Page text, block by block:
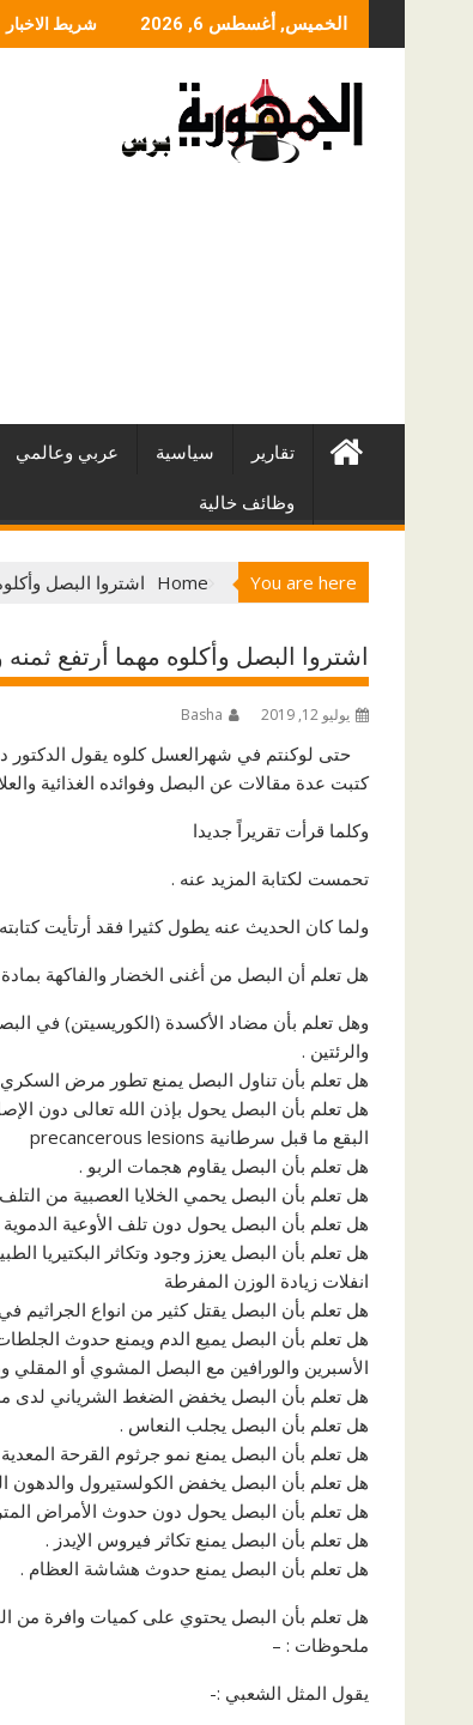
to
الخميس, أغسطس 6, 2026 شريط الاخبار
ما الذي
تقارير سياسية عربي وعالمي
وظائف خالية
You are here
Home اشتروا البصل
اشتروا البصل وأكلوه مهما أرتفع
يوليو 12, 2019 Basha
حتى لوكنتم في شهرالعسل كلوه يقول الدكتور
كتبت عدة مقالات عن البصل وفوائده الغذائية
وكلما قرأت تقريراً جديدا
تحمست لكتابة المزيد عنه .
ولما كان الحديث عنه يطول كثيرا فقد أرتأيت
هل تعلم أن البصل من أغنى الخضار والفاكهة
والرئتين .
هل تعلم بأن تناول البصل يمنع تطور مرض السكري من النمط (2) الذي يعالج بالأقراص إلى النمط (1)
هل تعلم بأن البصل يحول بإذن الله تعالى دون
البقع ما قبل سرطانية precancerous lesions
هل تعلم بأن البصل يقاوم هجمات الربو .
هل تعلم بأن البصل يحمي الخلايا العصبية من
هل تعلم بأن البصل يحول دون تلف الأوعية
هل تعلم بأن البصل يعزز وجود وتكاثر البكتيريا
انفلات زيادة الوزن المفرطة
هل تعلم بأن البصل يقتل كثير من انواع الجراثيم
هل تعلم بأن البصل يميع الدم ويمنع حدوث
الأسبرين والورافين مع البصل المشوي أو
هل تعلم بأن البصل يخفض الضغط الشرياني
هل تعلم بأن البصل يجلب النعاس .
هل تعلم بأن البصل يمنع نمو جرثوم القرحة المعدية H. Pylori ويقضي عليها .
هل تعلم بأن البصل يخفض الكولستيرول والدهون
هل تعلم بأن البصل يحول دون حدوث الأمراض
هل تعلم بأن البصل يمنع تكاثر فيروس الإيدز .
هل تعلم بأن البصل يمنع حدوث هشاشة العظام .
هل تعلم بأن البصل يحتوي على كميات وافرة من
ملحوظات : –
يقول المثل الشعبي :-